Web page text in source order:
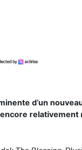
d’un
relativement